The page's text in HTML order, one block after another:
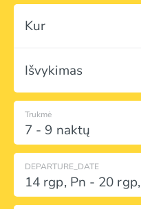
Kur
Išvykimas
7 - 9 naktų
Trukmė
DEPARTURE_DATE
14 rgp, Pn - 20 rgp,